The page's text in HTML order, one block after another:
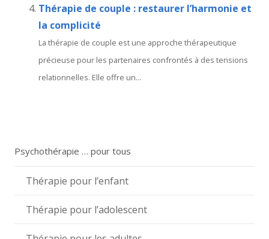
Thérapie de couple : restaurer l’harmonie et
la complicité
La thérapie de couple est une approche thérapeutique
précieuse pour les partenaires confrontés à des tensions
relationnelles. Elle offre un...
Psychothérapie … pour tous
Thérapie pour l’enfant
Thérapie pour l’adolescent